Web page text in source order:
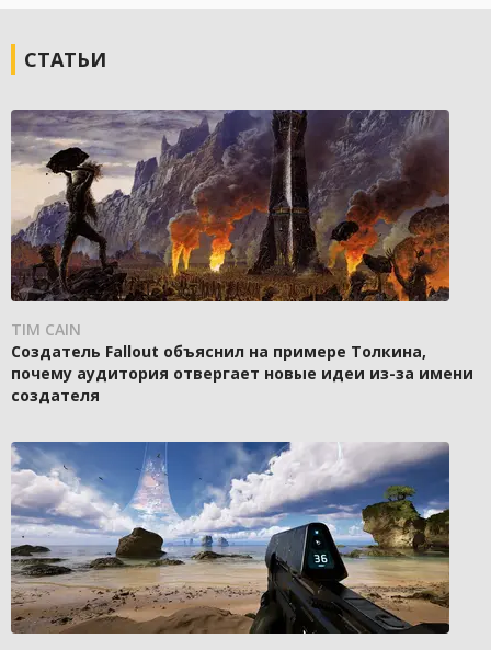
СТАТЬИ
TIM CAIN
Создатель Fallout объяснил на примере Толкина,
почему аудитория отвергает новые идеи из-за имени
создателя